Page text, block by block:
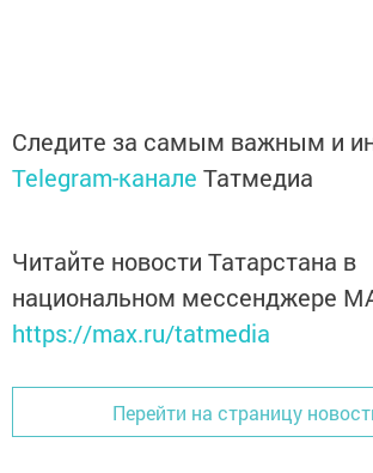
Следите за самым важным и
Telegram-канале Татмедиа
Читайте новости Татарстана в
национальном мессенджере
https://max.ru/tatmedia
Перейти на страницу